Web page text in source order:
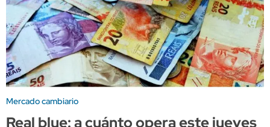
Mercado cambiario
Real blue: a cuánto opera este jueves